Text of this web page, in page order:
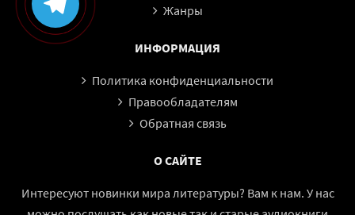
Жанры
ИНФОРМАЦИЯ
Политика конфиденциальности
Правообладателям
Обратная связь
О САЙТЕ
Интересуют новинки мира литературы? Вам к нам. У нас